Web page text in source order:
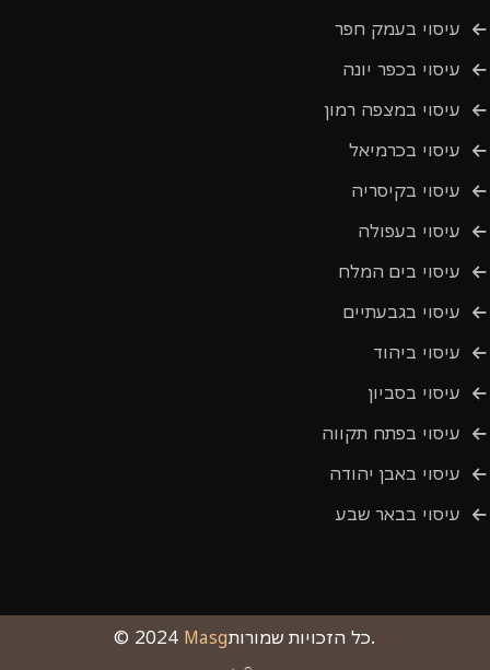
עיסוי בעמק חפר
עיסוי בכפר יונה
עיסוי במצפה רמון
עיסוי בכרמיאל
עיסוי בקיסריה
עיסוי בעפולה
עיסוי בים המלח
עיסוי בגבעתיים
עיסוי ביהוד
עיסוי בסביון
עיסוי בפתח תקווה
עיסוי באבן יהודה
עיסוי בבאר שבע
© 2024 Masg כל הזכויות שמורות.